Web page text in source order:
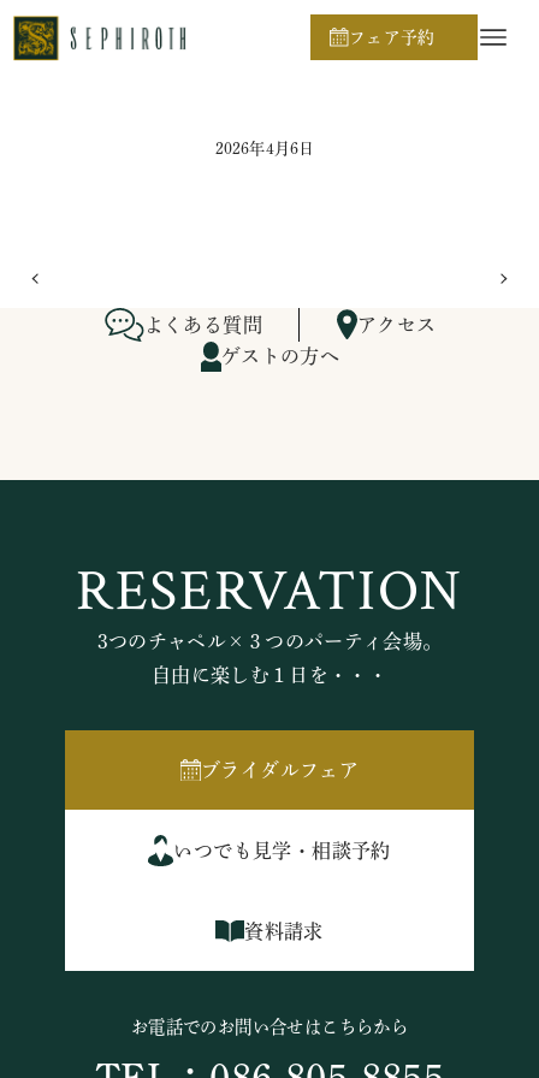
フェア予約
ホーム
2026年4月6日
よくある質問
アクセス
ゲストの方へ
RESERVATION
3つのチャペル×３つのパーティ会場。
自由に楽しむ１日を・・・
ブライダルフェア
いつでも見学・相談予約
資料請求
お電話でのお問い合せはこちらから